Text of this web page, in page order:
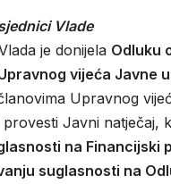
Vlade
je donijela Odluku
vijeća Javne
Upravnog
Javni natječaj,
na Financijski
suglasnosti na